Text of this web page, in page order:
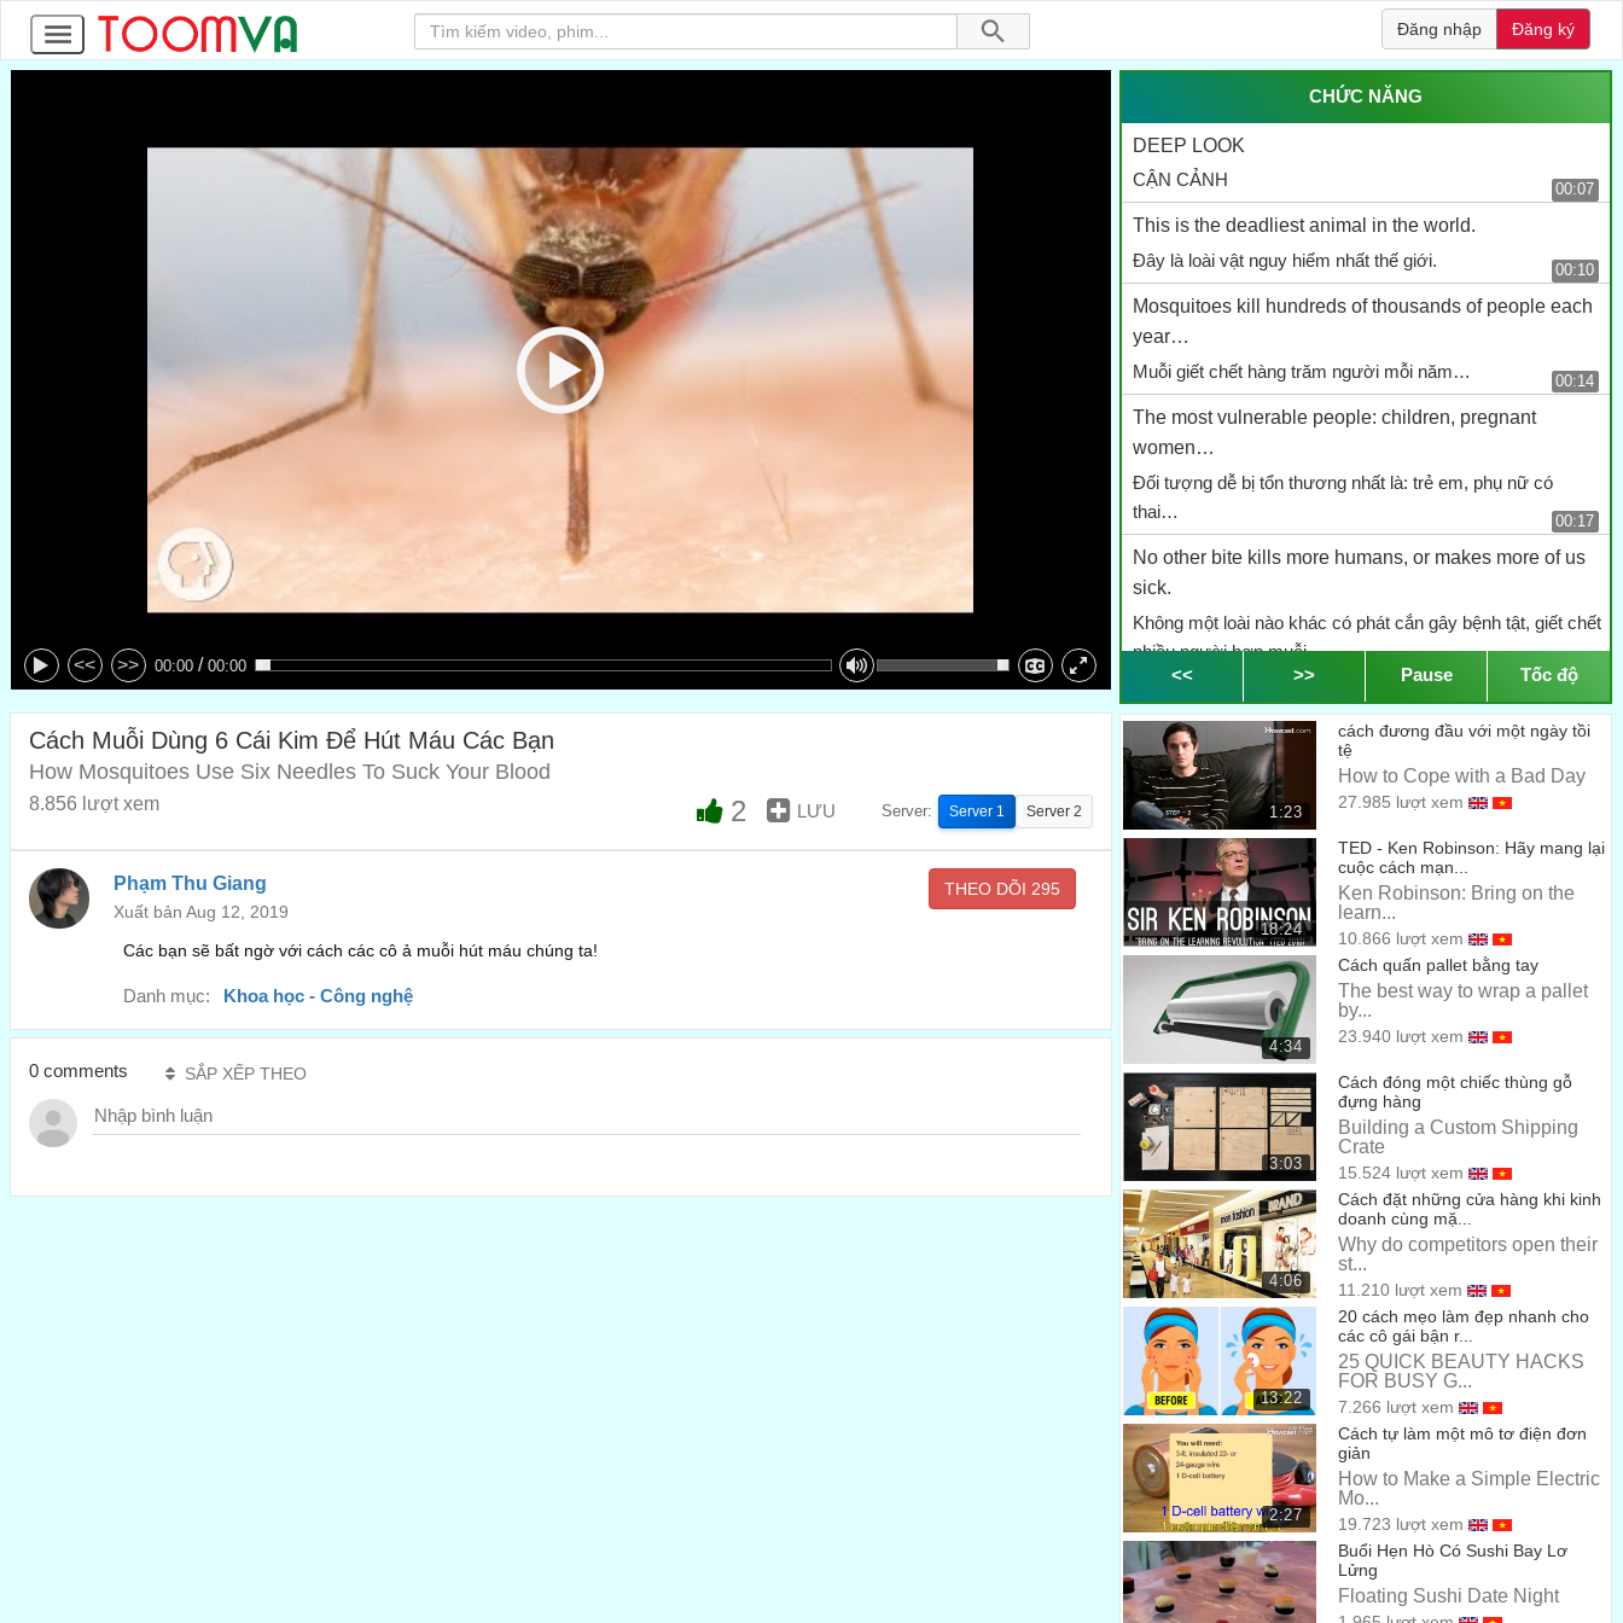
Đăng nhập Đăng ký
<< >> 00:00 / 00:00
CHỨC NĂNG
DEEP LOOK
CẬN CẢNH
00:07
This is the deadliest animal in the world.
Đây là loài vật nguy hiểm nhất thế giới.
00:10
Mosquitoes kill hundreds of thousands of people each
year…
Muỗi giết chết hàng trăm người mỗi năm…
00:14
The most vulnerable people: children, pregnant
women…
Đối tượng dễ bị tổn thương nhất là: trẻ em, phụ nữ có
thai…
00:17
No other bite kills more humans, or makes more of us
sick.
Không một loài nào khác có phát cắn gây bệnh tật, giết chết
nhiều người hơn muỗi.
So what makes a mosquito’s bite so effective?
Vậy điều gì khiến phát cắn của muỗi có ảnh hưởng lớn đến
vậy?
00:35
For starters, they’re motivated.
Với những con mới trưởng thành, chúng buộc phải cắn.00:40
Only females bite us.
Chỉ có muỗi cái mới cắn chúng ta.
They need blood to make eggs...
Chúng cần máu để có thể đẻ trứng…
and a pool of water for their babies to hatch in.
và cần một bể nước để các con của chúng có thể nở ra.00:48
Even a piece of trash can hold enough.
Thậm chí chỉ cần một mảnh rác thôi cũng đủ chỗ chứa rồi.
At first glance, it looks simple, this mosquito digging
her proboscis into us.
Thoạt nhìn thì có vẻ đơn giản, con muỗi này đang xuyên vòi
vào da chúng ta.
01:02
But the tools she’s using here are sophisticated.
Nhưng thực tế công cụ mà nó sử dụng rất tinh vi.
First, a protective sheath retracts.
Đầu tiên là một lớp vỏ bảo vệ cong.
01:11
See it bending back?
Các bạn thấy nó uốn cong không?
01:13
If you look at a mosquito’s head under a microscope,
<< >> Pause Tốc độ
Cách Muỗi Dùng 6 Cái Kim Để Hút Máu Các Bạn
How Mosquitoes Use Six Needles To Suck Your Blood
8.856 lượt xem 2 LƯU Server: Server 1 Server 2
Phạm Thu Giang
Xuất bản Aug 12, 2019
THEO DÕI 295
Các bạn sẽ bất ngờ với cách các cô ả muỗi hút máu chúng ta!
Danh mục: Khoa học - Công nghệ
1:23
cách đương đầu với một ngày tồi
tệ
How to Cope with a Bad Day
27.985 lượt xem
18:24
TED - Ken Robinson: Hãy mang lại
cuộc cách mạn...
Ken Robinson: Bring on the
learn...
10.866 lượt xem
4:34
Cách quấn pallet bằng tay
The best way to wrap a pallet
by...
23.940 lượt xem
3:03
Cách đóng một chiếc thùng gỗ
đựng hàng
Building a Custom Shipping
Crate
15.524 lượt xem
4:06
Cách đặt những cửa hàng khi kinh
doanh cùng mặ...
Why do competitors open their
st...
11.210 lượt xem
13:22
20 cách mẹo làm đẹp nhanh cho
các cô gái bận r...
25 QUICK BEAUTY HACKS
FOR BUSY G...
7.266 lượt xem
2:27
Cách tự làm một mô tơ điện đơn
giản
How to Make a Simple Electric
Mo...
19.723 lượt xem
Buổi Hẹn Hò Có Sushi Bay Lơ
Lửng
Floating Sushi Date Night
0 comments SẮP XẾP THEO